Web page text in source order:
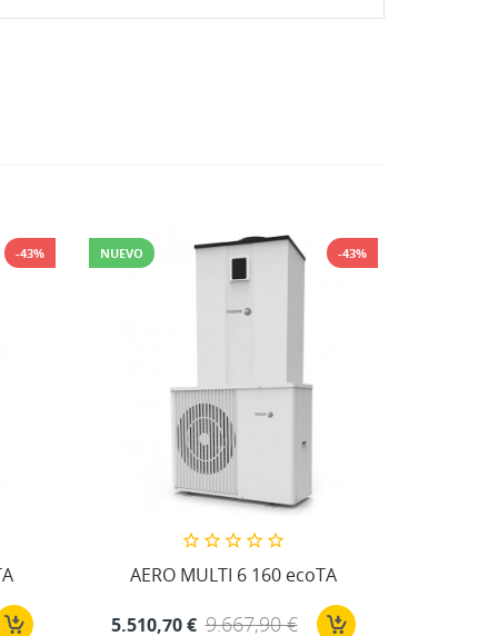
-43% -43%
NUEVO
AERO MULTI 6 160 ecoTA
5.510,70 € 9.667,90 €